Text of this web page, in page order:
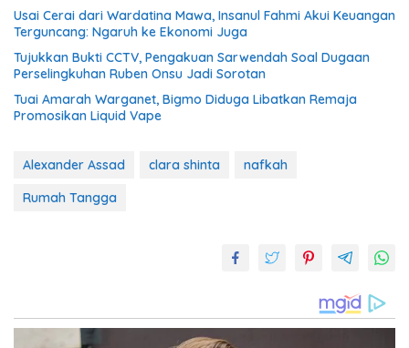
Usai Cerai dari Wardatina Mawa, Insanul Fahmi Akui Keuangan
Terguncang: Ngaruh ke Ekonomi Juga
Tujukkan Bukti CCTV, Pengakuan Sarwendah Soal Dugaan
Perselingkuhan Ruben Onsu Jadi Sorotan
Tuai Amarah Warganet, Bigmo Diduga Libatkan Remaja
Promosikan Liquid Vape
Alexander Assad clara shinta
nafkah
Rumah Tangga